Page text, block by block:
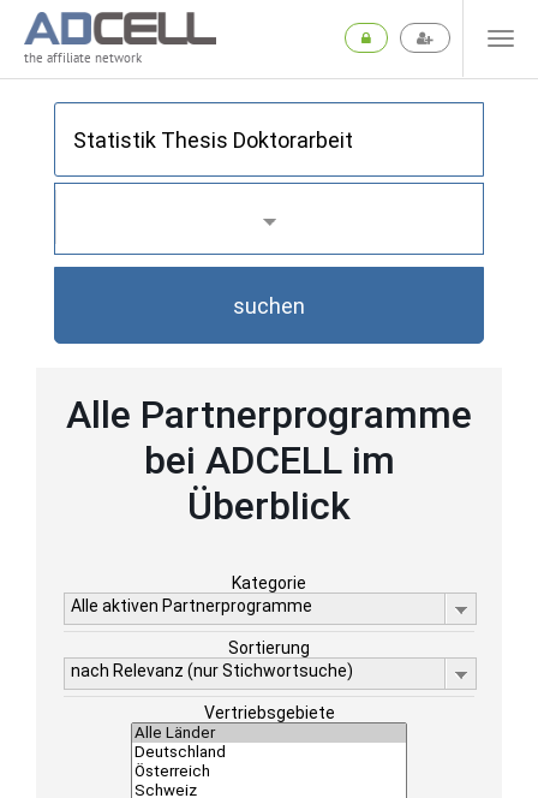
the affiliate network
suchen
Alle Partnerprogramme
bei ADCELL im
Überblick
Kategorie
Alle aktiven Partnerprogramme
Sortierung
nach Relevanz (nur Stichwortsuche)
Vertriebsgebiete